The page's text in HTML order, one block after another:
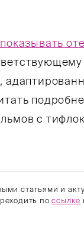
с
статьями и
поссылке